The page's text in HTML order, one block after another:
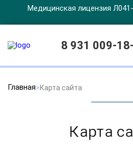
Медицинская лицензия
8 931 009-
Главная Карта сайта
Карта